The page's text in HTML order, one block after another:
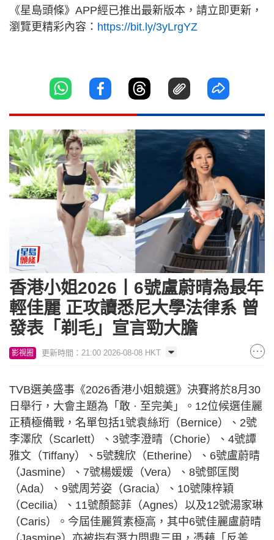
《星島頭條》APP經已推出最新版本，請立即更新，
瀏覽更精彩內容： https://bit.ly/3yLrgYZ
香港小姐2026丨6號盧蔚晴為最年
輕佳麗 正攻讀悉尼大學法律系 曾
發表「剃毛」宣言勁大膽
影視圈 更新時間：21:00 2026-08-08 HKT
TVB選美盛事《2026香港小姐競選》決賽將於8月30
日舉行，大會主題為「敢 · 至完美」。12位候選佳麗
正積極備戰，名單包括1號袁絲珩（Bernice）、2號
李澤欣（Scarlett）、3號李澄晴（Chorie）、4號譚
雅文（Tiffany）、5號魏欣（Etherine）、6號盧蔚晴
（Jasmine）、7號楊媛媛（Vera）、8號鄧匡閔
（Ada）、9號周芳姿（Gracia）、10號陳梓穎
（Cecilia）、11號顏懿菲（Agnes）以及12號湯家琳
（Caris）。今屆佳麗質素極高，其中6號佳麗盧蔚晴